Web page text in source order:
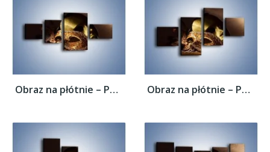
Obraz na płótnie – Porzucone maski w... Obraz na płótnie – Porzucone maski w...